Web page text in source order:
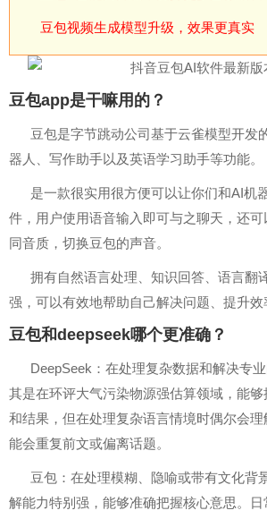
豆包视频生成模型升级，效果更真实
豆包app是干嘛用的？
豆包是字节跳动公司基于云雀模型开发
器人、写作助手以及英语学习助手等功能。
是一款很实用很方便可以让你们和AI机
件，用户使用语音输入即可与之聊天，还
同音质，切换豆包的声音。
拥有自然语言处理、知识回答、语言翻
强，可以有效地帮助自己解决问题、提升效
豆包和deepseek哪个更准确？
‌DeepSeek‌：在处理复杂数据和解决专
其是在环评大气污染物源强估算领域，能
和结果，但在处理复杂语言情境时偶尔会
能会重复前文或偏离话题。
豆包‌：在处理模糊、隐喻或带有文化背
解能力特别强，能够准确把握核心意思。